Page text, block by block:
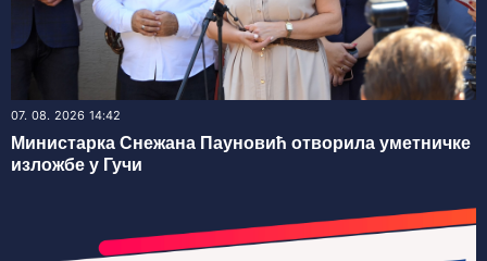
07. 08. 2026 14:42
Министарка Снежана Пауновић отворила уметничке
изложбе у Гучи